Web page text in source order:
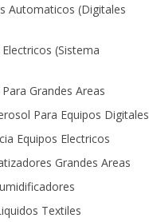
Automaticos (Digitales
(Sistema
Grandes Areas
Para Equipos Digitales
Equipos Electricos
Grandes Areas
Textiles